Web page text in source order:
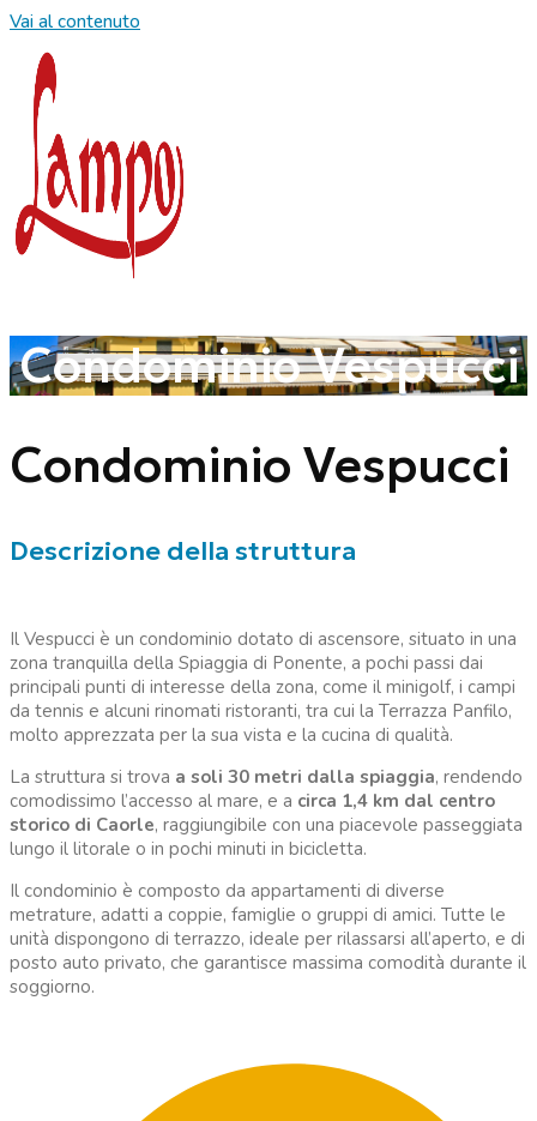
Vai al contenuto
Condominio Vespucci
Condominio Vespucci
Descrizione della struttura
Il Vespucci è un condominio dotato di ascensore, situato in una
zona tranquilla della Spiaggia di Ponente, a pochi passi dai
principali punti di interesse della zona, come il minigolf, i campi
da tennis e alcuni rinomati ristoranti, tra cui la Terrazza Panfilo,
molto apprezzata per la sua vista e la cucina di qualità.
La struttura si trova a soli 30 metri dalla spiaggia, rendendo
comodissimo l’accesso al mare, e a circa 1,4 km dal centro
storico di Caorle, raggiungibile con una piacevole passeggiata
lungo il litorale o in pochi minuti in bicicletta.
Il condominio è composto da appartamenti di diverse
metrature, adatti a coppie, famiglie o gruppi di amici. Tutte le
unità dispongono di terrazzo, ideale per rilassarsi all’aperto, e di
posto auto privato, che garantisce massima comodità durante il
soggiorno.